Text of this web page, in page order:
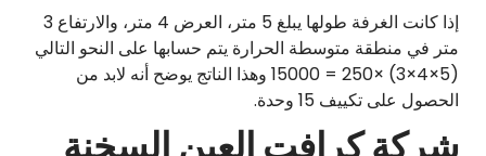
إذا كانت الغرفة طولها يبلغ 5 متر، العرض 4 متر، والارتفاع 3
متر في منطقة متوسطة الحرارة يتم حسابها على النحو التالي
(5×4×3) ×250 = 15000 وهذا الناتج يوضح أنه لابد من
الحصول على تكييف 15 وحدة.